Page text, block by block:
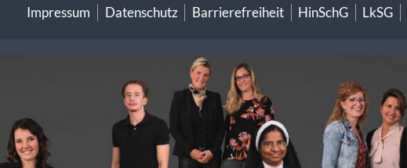
Impressum Datenschutz Barrierefreiheit HinSchG LkSG